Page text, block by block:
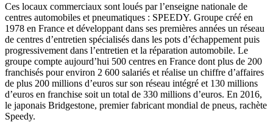
Ces locaux commerciaux sont loués par l’enseigne nationale de
centres automobiles et pneumatiques : SPEEDY. Groupe créé en
1978 en France et développant dans ses premières années un réseau
de centres d’entretien spécialisés dans les pots d’échappement puis
progressivement dans l’entretien et la réparation automobile. Le
groupe compte aujourd’hui 500 centres en France dont plus de 200
franchisés pour environ 2 600 salariés et réalise un chiffre d’affaires
de plus 200 millions d’euros sur son réseau intégré et 130 millions
d’euros en franchise soit un total de 330 millions d’euros. En 2016,
le japonais Bridgestone, premier fabricant mondial de pneus, rachète
Speedy.